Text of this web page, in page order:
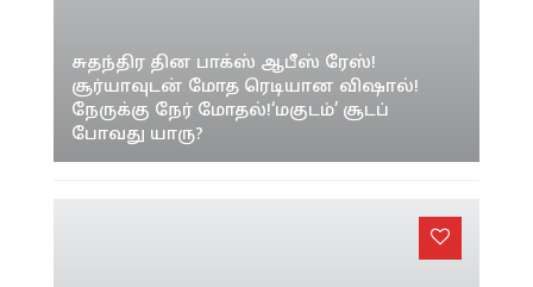
சுதந்திர தின பாக்ஸ் ஆபீஸ் ரேஸ்!
சூர்யாவுடன் மோத ரெடியான விஷால்!
நேருக்கு நேர் மோதல்!‘மகுடம்’ சூடப்